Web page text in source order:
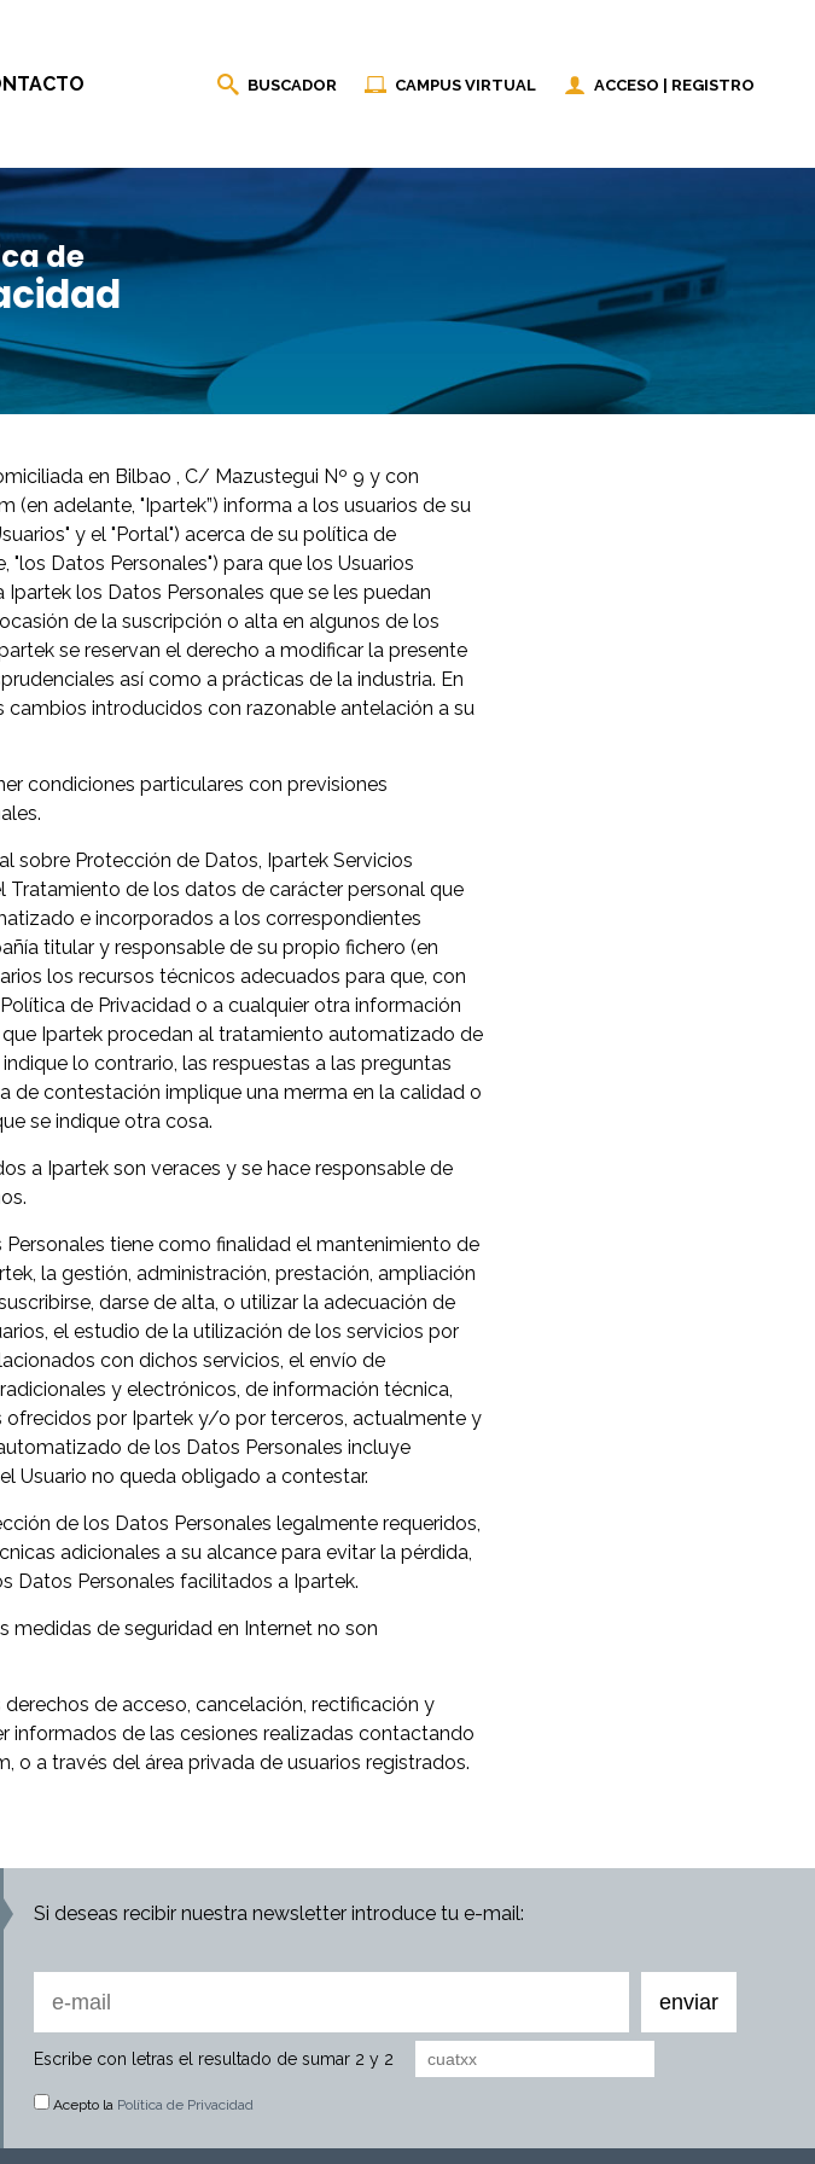
BUSCADOR CAMPUS VIRTUAL ACCESO | REGISTRO
de
en Bilbao , C/ Mazustegui Nº 9 y con
adelante, "Ipartek”) informa a los usuarios de su
y el "Portal") acerca de su política de
Datos Personales") para que los Usuarios
los Datos Personales que se les puedan
de la suscripción o alta en algunos de los
se reservan el derecho a modificar la presente
así como a prácticas de la industria. En
introducidos con razonable antelación a su
condiciones particulares con previsiones
sobre Protección de Datos, Ipartek Servicios
de los datos de carácter personal que
e incorporados a los correspondientes
titular y responsable de su propio fichero (en
los recursos técnicos adecuados para que, con
de Privacidad o a cualquier otra información
Ipartek procedan al tratamiento automatizado de
lo contrario, las respuestas a las preguntas
de contestación implique una merma en la calidad o
se indique otra cosa.
a Ipartek son veraces y se hace responsable de
tiene como finalidad el mantenimiento de
la gestión, administración, prestación, ampliación
darse de alta, o utilizar la adecuación de
el estudio de la utilización de los servicios por
con dichos servicios, el envío de
y electrónicos, de información técnica,
por Ipartek y/o por terceros, actualmente y
de los Datos Personales incluye
Usuario no queda obligado a contestar.
de los Datos Personales legalmente requeridos,
adicionales a su alcance para evitar la pérdida,
Datos Personales facilitados a Ipartek.
medidas de seguridad en Internet no son
de acceso, cancelación, rectificación y
informados de las cesiones realizadas contactando
o a través del área privada de usuarios registrados.
Si deseas recibir nuestra newsletter introduce tu e-mail:
Escribe con letras el resultado de sumar 2 y 2
Acepto la Política de Privacidad